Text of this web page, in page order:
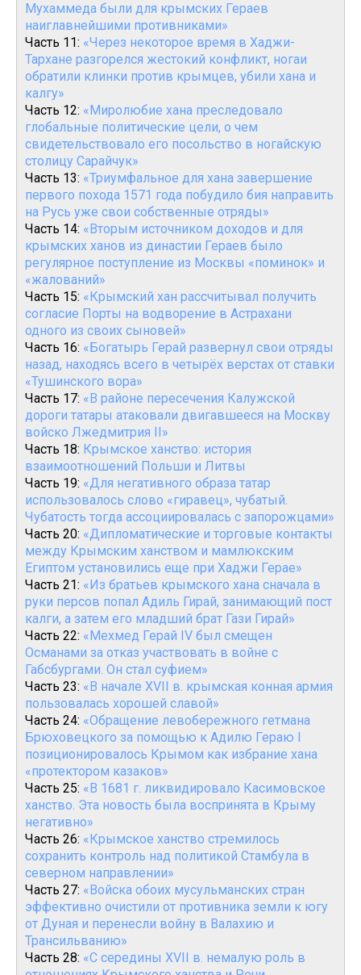
Мухаммеда были для крымских Гераев
наиглавнейшими противниками»
Часть 11: «Через некоторое время в Хаджи-
Тархане разгорелся жестокий конфликт, ногаи
обратили клинки против крымцев, убили хана и
калгу»
Часть 12: «Миролюбие хана преследовало
глобальные политические цели, о чем
свидетельствовало его посольство в ногайскую
столицу Сарайчук»
Часть 13: «Триумфальное для хана завершение
первого похода 1571 года побудило бия направить
на Русь уже свои собственные отряды»
Часть 14: «Вторым источником доходов и для
крымских ханов из династии Гераев было
регулярное поступление из Москвы «поминок» и
«жалований»
Часть 15: «Крымский хан рассчитывал получить
согласие Порты на водворение в Астрахани
одного из своих сыновей»
Часть 16: «Богатырь Герай развернул свои отряды
назад, находясь всего в четырёх верстах от ставки
«Тушинского вора»
Часть 17: «В районе пересечения Калужской
дороги татары атаковали двигавшееся на Москву
войско Лжедмитрия II»
Часть 18: Крымское ханство: история
взаимоотношений Польши и Литвы
Часть 19: «Для негативного образа татар
использовалось слово «гиравец», чубатый.
Чубатость тогда ассоциировалась с запорожцами»
Часть 20: «Дипломатические и торговые контакты
между Крымским ханством и мамлюкским
Египтом установились еще при Хаджи Герае»
Часть 21: «Из братьев крымского хана сначала в
руки персов попал Адиль Гирай, занимающий пост
калги, а затем его младший брат Гази Гирай»
Часть 22: «Мехмед Герай IV был смещен
Османами за отказ участвовать в войне с
Габсбургами. Он стал суфием»
Часть 23: «В начале XVII в. крымская конная армия
пользовалась хорошей славой»
Часть 24: «Обращение левобережного гетмана
Брюховецкого за помощью к Адилю Гераю I
позиционировалось Крымом как избрание хана
«протектором казаков»
Часть 25: «В 1681 г. ликвидировало Касимовское
ханство. Эта новость была воспринята в Крыму
негативно»
Часть 26: «Крымское ханство стремилось
сохранить контроль над политикой Стамбула в
северном направлении»
Часть 27: «Войска обоих мусульманских стран
эффективно очистили от противника земли к югу
от Дуная и перенесли войну в Валахию и
Трансильванию»
Часть 28: «С середины XVII в. немалую роль в